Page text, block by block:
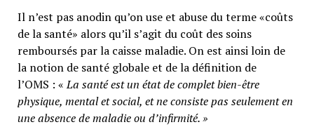
Il n’est pas anodin qu’on use et abuse du terme «coûts
de la santé» alors qu’il s’agit du coût des soins
remboursés par la caisse maladie. On est ainsi loin de
la notion de santé globale et de la définition de
l’OMS : «La santé est un état de complet bien-être
physique, mental et social, et ne consiste pas seulement en
une absence de maladie ou d’infirmité.»